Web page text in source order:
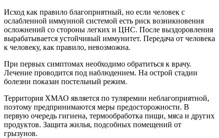
Исход как правило благоприятный, но если человек с
ослабленной иммунной системой есть риск возникновения
осложнений со стороны легких и ЦНС. После выздоровления
вырабатывается устойчивый иммунитет. Передача от человека
к человеку, как правило, невозможна.
При первых симптомах необходимо обратиться к врачу.
Лечение проводится под наблюдением. На острой стадии
болезни показан постельный режим.
Территория ХМАО является по туляремии неблагоприятной,
поэтому предпринимаются меры предосторожности. В
первую очередь гигиена, термообработка пищи, мяса и других
продуктов. Защита жилья, подсобных помещений от
грызунов.